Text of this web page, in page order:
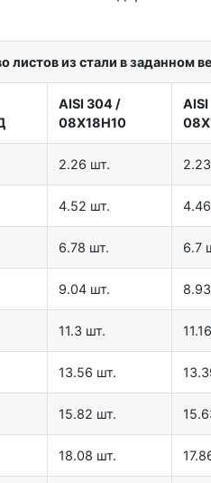
листов из стали в заданном
AISI 304 /
08Х18Н10
AISI
2.26 шт.
4.52 шт.
6.78 шт. 6.7
9.04 шт.
11.3 шт.
13.56 шт.
15.82 шт.
18.08 шт.